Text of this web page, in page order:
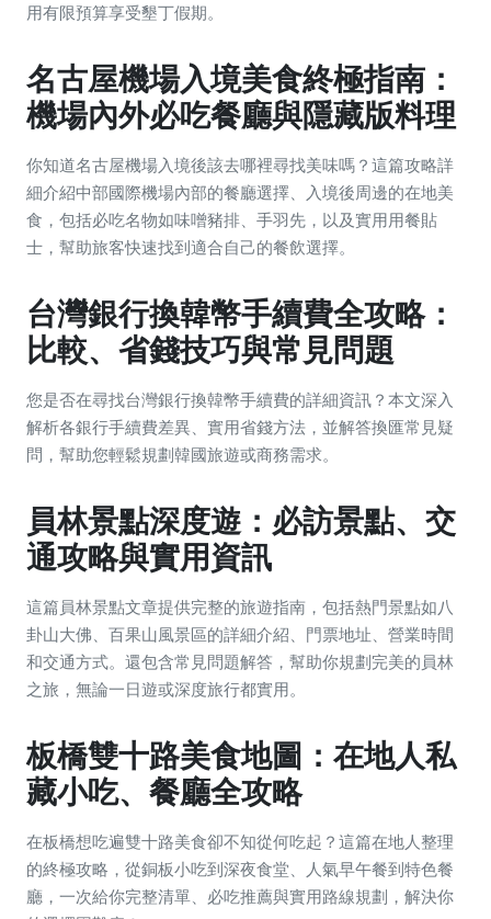
用有限預算享受墾丁假期。
名古屋機場入境美食終極指南：
機場內外必吃餐廳與隱藏版料理
你知道名古屋機場入境後該去哪裡尋找美味嗎？這篇攻略詳
細介紹中部國際機場內部的餐廳選擇、入境後周邊的在地美
食，包括必吃名物如味噌豬排、手羽先，以及實用用餐貼
士，幫助旅客快速找到適合自己的餐飲選擇。
台灣銀行換韓幣手續費全攻略：
比較、省錢技巧與常見問題
您是否在尋找台灣銀行換韓幣手續費的詳細資訊？本文深入
解析各銀行手續費差異、實用省錢方法，並解答換匯常見疑
問，幫助您輕鬆規劃韓國旅遊或商務需求。
員林景點深度遊：必訪景點、交
通攻略與實用資訊
這篇員林景點文章提供完整的旅遊指南，包括熱門景點如八
卦山大佛、百果山風景區的詳細介紹、門票地址、營業時間
和交通方式。還包含常見問題解答，幫助你規劃完美的員林
之旅，無論一日遊或深度旅行都實用。
板橋雙十路美食地圖：在地人私
藏小吃、餐廳全攻略
在板橋想吃遍雙十路美食卻不知從何吃起？這篇在地人整理
的終極攻略，從銅板小吃到深夜食堂、人氣早午餐到特色餐
廳，一次給你完整清單、必吃推薦與實用路線規劃，解決你